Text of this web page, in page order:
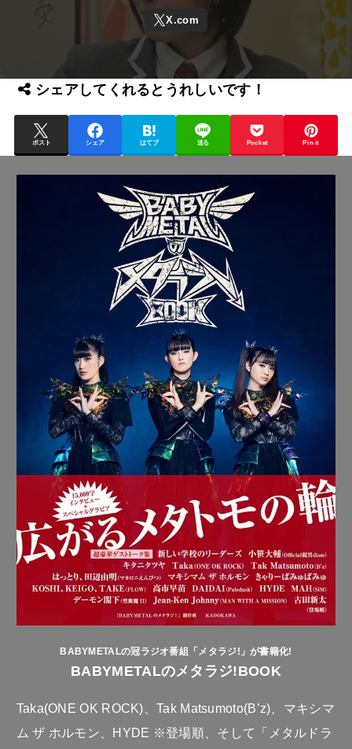
シェアしてくれるとうれしいです！
ポスト シェア はてブ 送る Pocket Pin it
BABYMETALの冠ラジオ番組「メタラジ!」が書籍化!
BABYMETALのメタラジ!BOOK
Taka(ONE OK ROCK)、Tak Matsumoto(B’z)、マキシマ
ム ザ ホルモン、HYDE ※登場順、そして「メタルドラ